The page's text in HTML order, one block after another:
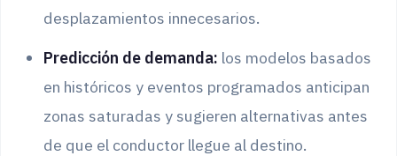
desplazamientos innecesarios.
Predicción de demanda: los modelos basados
en históricos y eventos programados anticipan
zonas saturadas y sugieren alternativas antes
de que el conductor llegue al destino.